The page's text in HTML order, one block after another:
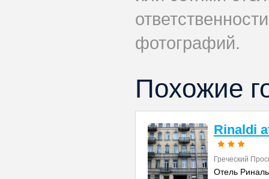
фотографий.
Похожие
Rinaldi
Греческий
Отель